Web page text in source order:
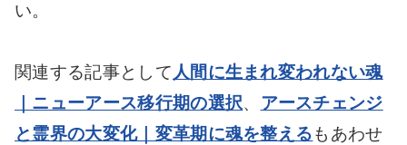
い。
関連する記事として 人間に生まれ変われない魂
｜ニューアース移行期の選択、
アースチェンジ
と霊界の大変化｜変革期に魂を整えるもあわせ